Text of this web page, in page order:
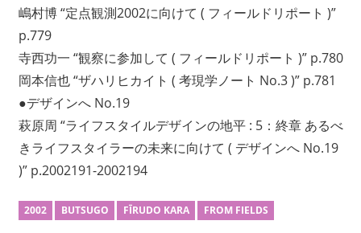
る
活
動
を
続
け
て
い
ま
す。
考
現
嶋村博 “定点観測2002に向けて ( フィールドリポート )”
p.779
寺西功一 “観察に参加して ( フィールドリポート )” p.780
岡本信也 “ザハリヒカイト ( 考現学ノート No.3 )” p.781
●デザインへ No.19
萩原周 “ライフスタイルデザインの地平 : 5：終章 あるべ
きライフスタイラーの未来に向けて ( デザインへ No.19
)” p.2002191-2002194
2002 BUTSUGO FĪRUDO KARA FROM FIELDS